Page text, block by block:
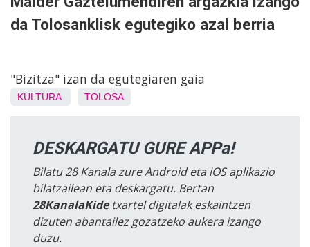
da Tolosanklisk egutegiko azal berria
"Bizitza" izan da egutegiaren gaia
KULTURA TOLOSA
DESKARGATU GURE APPa!
Bilatu 28 Kanala zure Android eta iOS aplikazio
bilatzailean eta deskargatu. Bertan
28KanalaKidetxartel digitalak eskaintzen
dizuten abantailez gozatzeko aukera izango
duzu.